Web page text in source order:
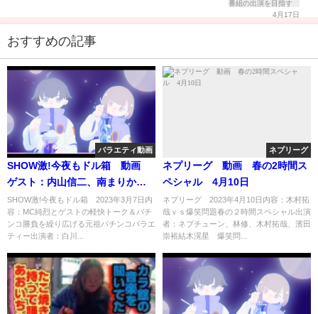
おすすめの記事
バラエティ動画
SHОW激!今夜もドル箱 動画
ゲスト：内山信二、南まりか 3
月7日
SHОW激!今夜もドル箱 2023年3月7日内
容：MC純烈とゲストの軽快トーク＆パチ
ンコ勝負を繰り広げる元祖パチンコバラエ
ティー出演者：白川...
ネプリーグ
ネプリーグ 動画 春の2時間ス
ペシャル 4月10日
ネプリーグ 2023年4月10日内容：木村拓
哉ｖｓ爆笑問題春の２時間スペシャル出演
者：ネプチューン、林修、木村拓哉、濱田
崇裕結木滉星 爆笑問...